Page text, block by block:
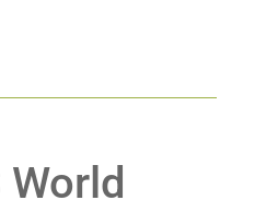
World